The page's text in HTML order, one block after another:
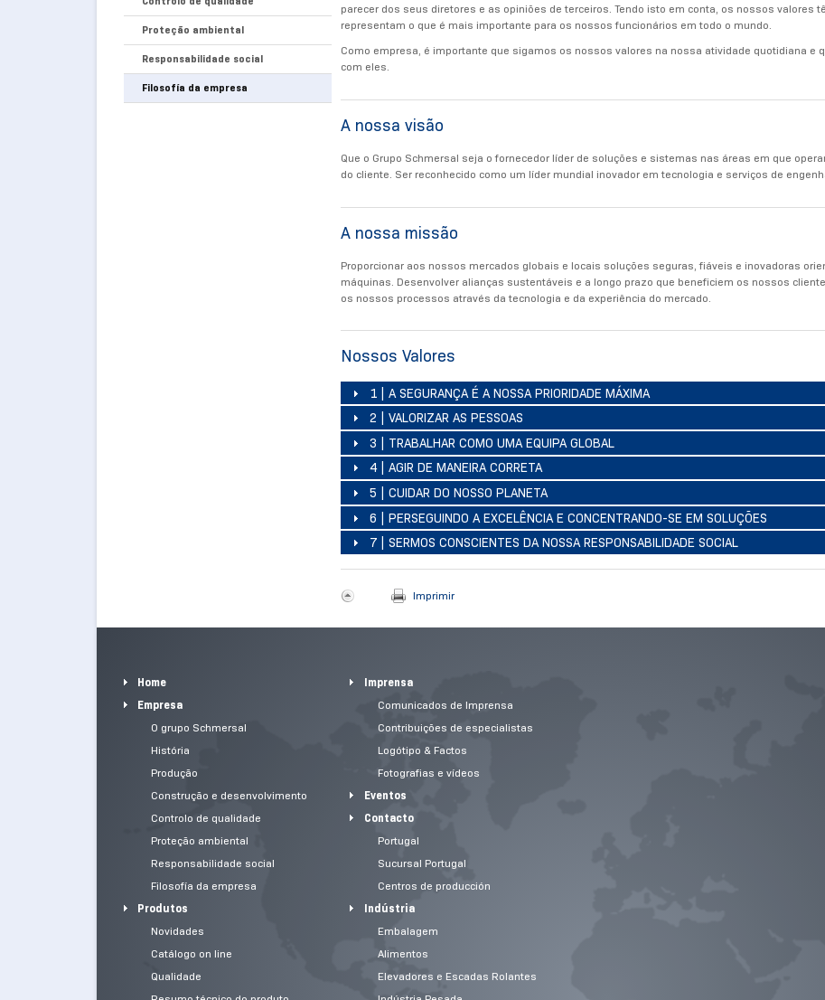
Proteção ambiental
Responsabilidade social
Filosofía da empresa
parecer dos seus diretores e as opiniões de terceiros. Tendo isto em conta, os nossos valores
representam o que é mais importante para os nossos funcionários em todo o mundo.
Como empresa, é importante que sigamos os nossos valores na nossa atividade quotidiana e
com eles.
A nossa visão
Que o Grupo Schmersal seja o fornecedor líder de soluções e sistemas nas áreas em que
do cliente. Ser reconhecido como um líder mundial inovador em tecnologia e serviços de
A nossa missão
Proporcionar aos nossos mercados globais e locais soluções seguras, fiáveis e inovadoras
máquinas. Desenvolver alianças sustentáveis e a longo prazo que beneficiem os nossos
os nossos processos através da tecnologia e da experiência do mercado.
Nossos Valores
1 | A SEGURANÇA É A NOSSA PRIORIDADE MÁXIMA
2 | VALORIZAR AS PESSOAS
3 | TRABALHAR COMO UMA EQUIPA GLOBAL
4 | AGIR DE MANEIRA CORRETA
5 | CUIDAR DO NOSSO PLANETA
6 | PERSEGUINDO A EXCELÊNCIA E CONCENTRANDO-SE EM SOLUÇÕES
7 | SERMOS CONSCIENTES DA NOSSA RESPONSABILIDADE SOCIAL
Imprimir
Home
Empresa
O grupo Schmersal
História
Produção
Construção e desenvolvimento
Controlo de qualidade
Proteção ambiental
Responsabilidade social
Filosofía da empresa
Produtos
Novidades
Catálogo on line
Qualidade
Imprensa
Comunicados de Imprensa
Contribuições de especialistas
Logótipo & Factos
Fotografias e vídeos
Eventos
Contacto
Portugal
Sucursal Portugal
Centros de producción
Indústria
Embalagem
Alimentos
Elevadores e Escadas Rolantes